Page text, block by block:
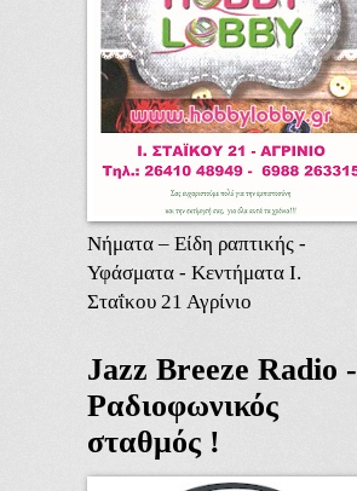
Νήματα – Είδη ραπτικής -
Υφάσματα - Κεντήματα Ι.
Σταΐκου 21 Αγρίνιο
Jazz Breeze Radio -
Ραδιοφωνικός
σταθμός !